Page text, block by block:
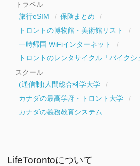
トラベル
旅行eSIM
保険まとめ
トロントの博物館・美術館リスト
一時帰国 WiFiインターネット
トロントのレンタサイクル「バイク
スクール
(通信制)人間総合科学大学
カナダの最高学府・トロント大学
カナダの義務教育システム
LifeTorontoについて